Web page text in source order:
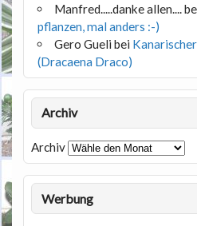
Manfred.....danke allen....
pflanzen, mal anders :-)
Gero Guelibei
(Dracaena Draco)
Archiv
Archiv
Werbung